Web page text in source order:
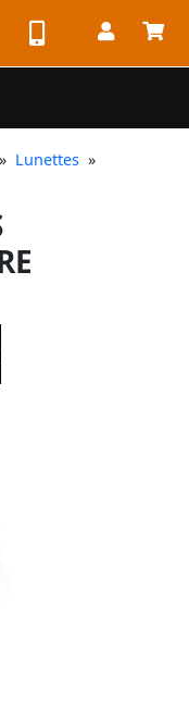
» Lunettes »